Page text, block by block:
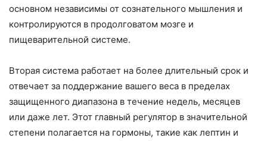
основном независимы от сознательного мышления и
контролируются в продолговатом мозге и
пищеварительной системе.
Вторая система работает на более длительный срок и
отвечает за поддержание вашего веса в пределах
защищенного диапазона в течение недель, месяцев
или даже лет. Этот главный регулятор в значительной
степени полагается на гормоны, такие как лептин и